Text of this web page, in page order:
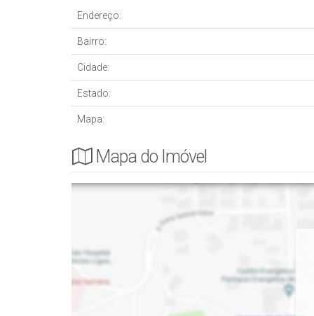
Endereço:
Bairro:
Cidade:
Estado:
Mapa:
Mapa do Imóvel